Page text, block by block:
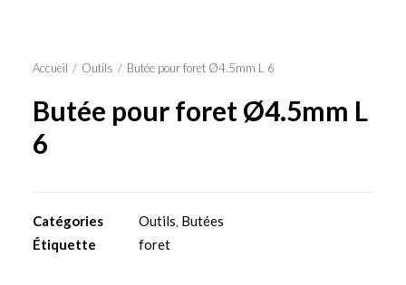
Accueil Outils Butée pour foret Ø4.5mm L 6
Butée pour foret Ø4.5mm L
6
Catégories Outils, Butées
Étiquette
foret